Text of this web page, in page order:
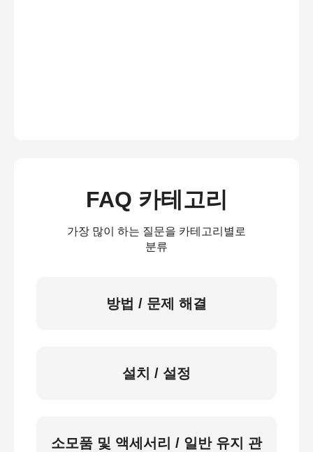
FAQ 카테고리
가장 많이 하는 질문을 카테고리별로
분류
방법 / 문제 해결
설치 / 설정
소모품 및 액세서리 / 일반 유지 관